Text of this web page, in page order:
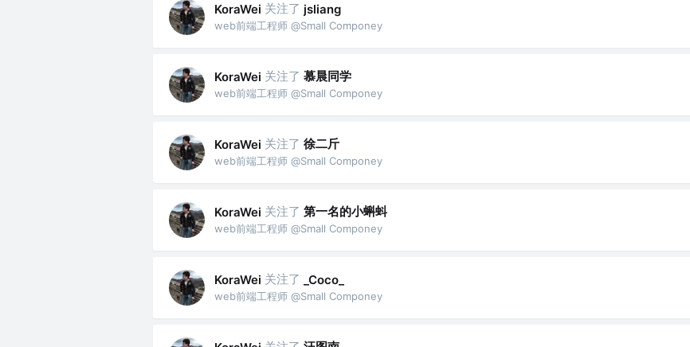
KoraWei 关注了 jsliang
web前端工程师 @Small Componey
KoraWei 关注了 慕晨同学
web前端工程师 @Small Componey
KoraWei 关注了 徐二斤
web前端工程师 @Small Componey
KoraWei 关注了 第一名的小蝌蚪
web前端工程师 @Small Componey
KoraWei 关注了 _Coco_
web前端工程师 @Small Componey